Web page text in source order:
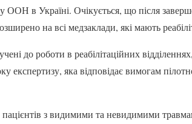
ООН в Україні. Очікується, що після
на всі медзаклади, які мають
до роботи в реабілітаційних
яка відповідає вимогам
пацієнтів з видимими та невидимими